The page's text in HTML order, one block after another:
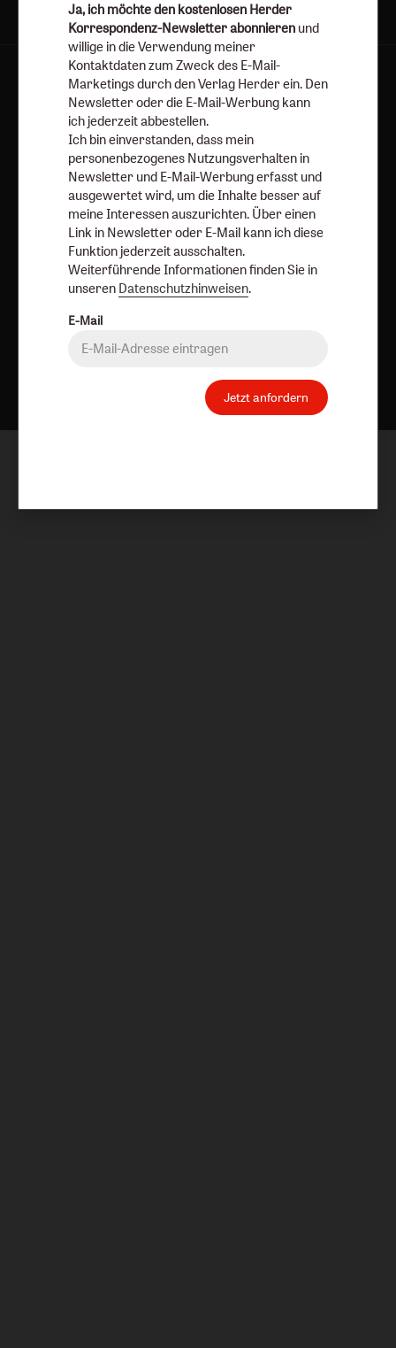
AGB und Widerrufsbelehrung
Datenschutz
Barrierefreiheit
Impressum
Vertrag widerrufen Abo online kündigen
Nach oben
Ja, ich möchte den kostenlosen Herder
Korrespondenz-Newsletter abonnieren und
willige in die Verwendung meiner
Kontaktdaten zum Zweck des E-Mail-
Marketings durch den Verlag Herder ein. Den
Newsletter oder die E-Mail-Werbung kann
ich jederzeit abbestellen.
Ich bin einverstanden, dass mein
personenbezogenes Nutzungsverhalten in
Newsletter und E-Mail-Werbung erfasst und
ausgewertet wird, um die Inhalte besser auf
meine Interessen auszurichten. Über einen
Link in Newsletter oder E-Mail kann ich diese
Funktion jederzeit ausschalten.
Weiterführende Informationen finden Sie in
unseren Datenschutzhinweisen.
E-Mail
Jetzt anfordern